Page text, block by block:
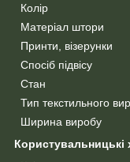
Колір
Матеріал штори
Принти, візерунки
Спосіб підвісу
Стан
Тип текстильного
Ширина виробу
Користувальницькі